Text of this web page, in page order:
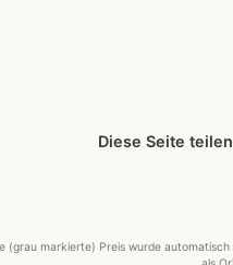
Diese Seite
markierte) Preis wurde